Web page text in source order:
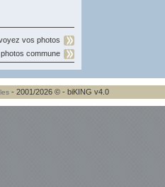
vos photos
commune
- 2001/2026 © - biKING v4.0